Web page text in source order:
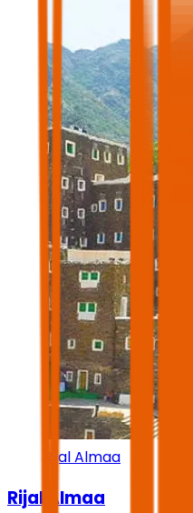
Rijal Almaa
Rijal Almaa